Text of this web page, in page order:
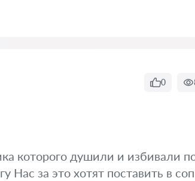
0
которого душили и избивали
за это хотят поставить в